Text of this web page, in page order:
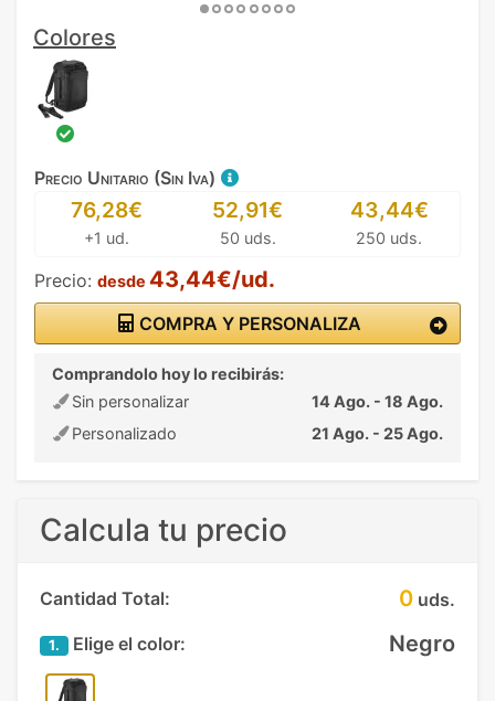
Colores
Precio Unitario (Sin Iva)
76,28€
+1 ud.
52,91€
50 uds.
43,44€
250 uds.
Precio: desde 43,44€/ud.
COMPRA Y PERSONALIZA
Comprandolo hoy lo recibirás:
Sin personalizar
14 Ago. - 18 Ago.
Personalizado
21 Ago. - 25 Ago.
Calcula tu precio
Cantidad Total: 0 uds.
1. Elige el color: Negro